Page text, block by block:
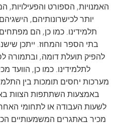
האמנויות, הספורט
יותר לכישרונותיהם,
תלמידינו. כמו כן, הם
בתי הספר והמחוז. ייתכן
להפיק תועלת דומה, ובתמורה
לתלמידינו. כמו כן, הוועד
מערכות יחסים תומכות בין
באמצעות השתתפות הצוות
לשעות העבודה או לתחומי
מכיר באתגרים המשמעותיים